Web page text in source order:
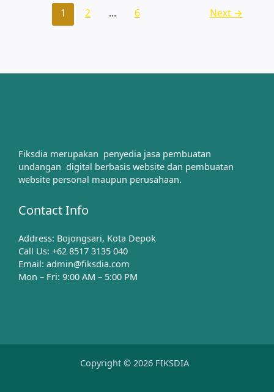
1 2 … 6 Next →
Fiksdia merupakan penyedia jasa pembuatan
undangan digital berbasis website dan pembuatan
website personal maupun perusahaan.
Contact Info
Address: Bojongsari, Kota Depok
Call Us: +62 8517 3135 040
Email: admin@fiksdia.com
Mon – Fri: 9:00 AM – 5:00 PM
Copyright © 2026 FIKSDIA